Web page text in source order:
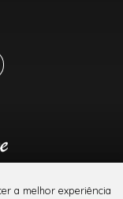
a melhor experiência